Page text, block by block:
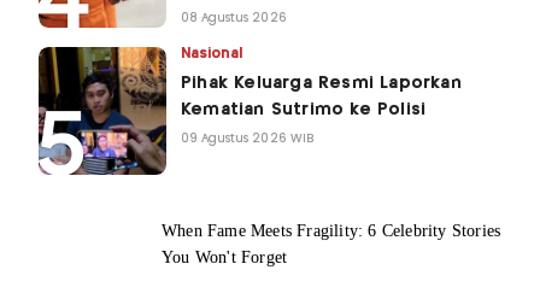
08 Agustus 2026
Nasional
Pihak Keluarga Resmi Laporkan
Kematian Sutrimo ke Polisi
09 Agustus 2026 WIB